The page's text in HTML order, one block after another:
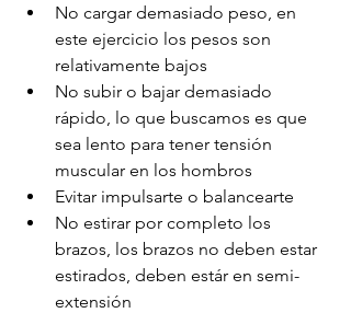
No cargar demasiado peso, en
este ejercicio los pesos son
relativamente bajos
No subir o bajar demasiado
rápido, lo que buscamos es que
sea lento para tener tensión
muscular en los hombros
Evitar impulsarte o balancearte
No estirar por completo los
brazos, los brazos no deben estar
estirados, deben estár en semi-
extensión